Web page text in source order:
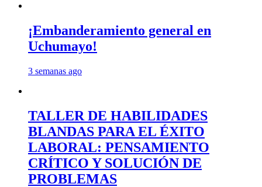
¡Embanderamiento general en
Uchumayo!
3 semanas ago
TALLER DE HABILIDADES
BLANDAS PARA EL ÉXITO
LABORAL: PENSAMIENTO
CRÍTICO Y SOLUCIÓN DE
PROBLEMAS